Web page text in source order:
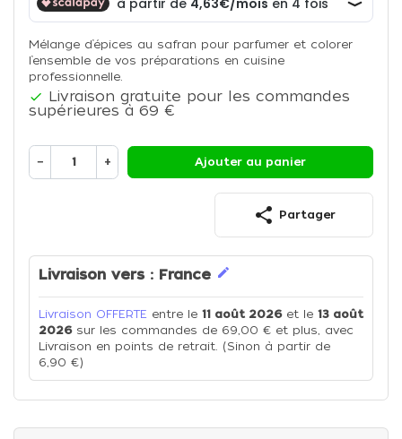
Mélange d’épices au safran pour parfumer et colorer
l’ensemble de vos préparations en cuisine
professionnelle.
 Livraison gratuite pour les commandes
supérieures à 69 €
− + Ajouter au panier
share Partager
Livraison vers : France edit
Livraison OFFERTE entre le 11 août 2026et le 13 août
2026sur les commandes de 69,00 € et plus, avec
Livraison en points de retrait. (Sinon à partir de
6,90 €)